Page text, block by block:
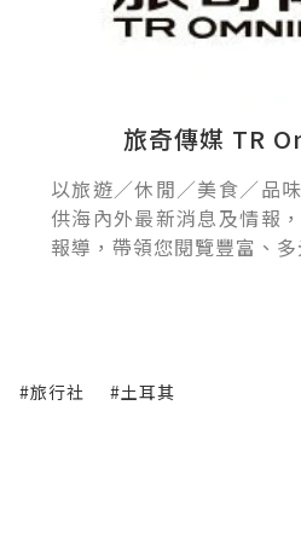
旅奇傳媒 TR
以旅遊／休閒／美食／品
供海內外最新消息及情報
報導，帶領您閱覽豐富、多
#旅行社 #土耳其